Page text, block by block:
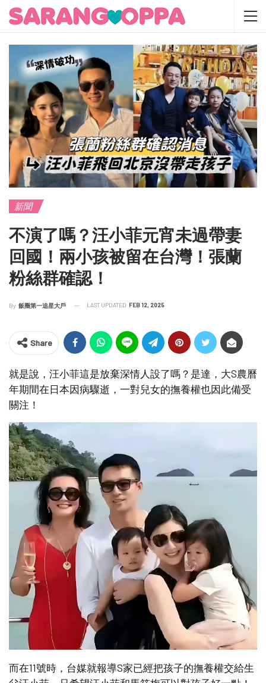
新聞
不演了嗎？汪小菲元宵未過帶妻
回國！兩小孩被留在台灣！張蘭
粉絲群確認！
By 飯圈第一追星大戶 LAST UPDATED FEB 12, 2025
Share
就是說，汪小菲這是放棄深情人設了嗎？是達，大S農曆
年期間在日本因病驟逝，一對兒女的撫養權也因此備受
關注！
而在11號時，台媒就報導S家已經把孩子的撫養權交給生